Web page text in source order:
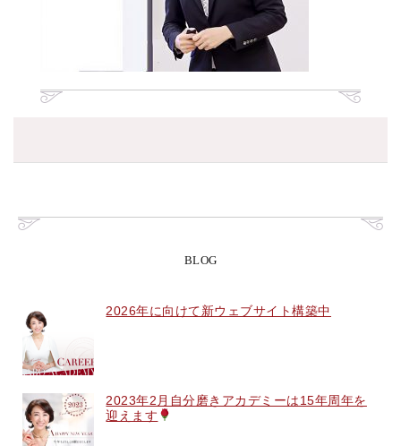
BLOG
2026年に向けて新ウェブサイト構築中
2023年2月自分磨きアカデミーは15年周年を
迎えます